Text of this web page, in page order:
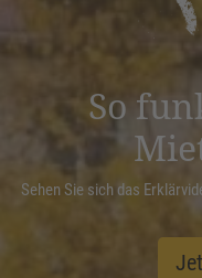
So
Sehen Sie sich das